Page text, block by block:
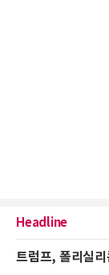
Headline
트럼프, 폴리실